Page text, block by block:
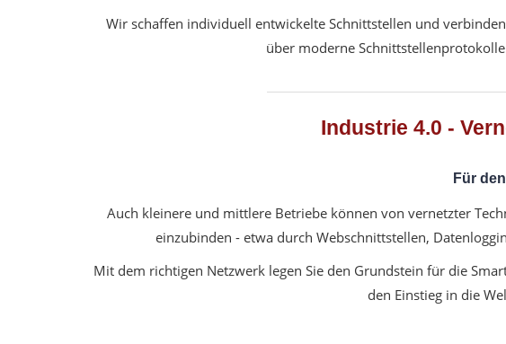
Wir schaffen individuell entwickelte Schnittstellen und
über moderne
Industrie 4.0 -
Für
Auch kleinere und mittlere Betriebe können von vernetzter
einzubinden - etwa durch Webschnittstellen,
Mit dem richtigen Netzwerk legen Sie den Grundstein für die
den Einstieg in die